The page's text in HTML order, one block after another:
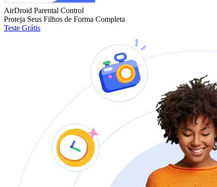
AirDroid Parental Control
Proteja Seus Filhos de Forma Completa
Teste Grátis